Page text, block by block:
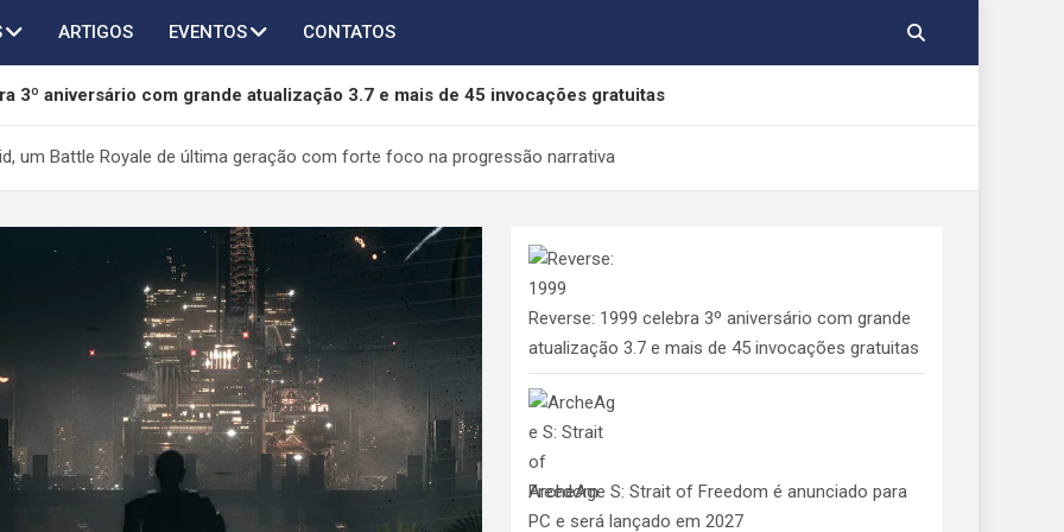
ARTIGOS EVENTOS CONTATOS
3º aniversário com grande atualização 3.7 e mais de 45 invocações gratuitas
Freedom é anunciado para PC e será lançado em 2027
terá novo capítulo em desenvolvimento pela 505 Games e Indolphinity
mídia física da Sony e pode se tornar referência na proteção aos consumidores de jogos digitais
um Battle Royale de última geração com forte foco na progressão narrativa
Reverse: 1999 celebra 3º aniversário com grande
atualização 3.7 e mais de 45 invocações gratuitas
ArcheAge S: Strait of Freedom é anunciado para
PC e será lançado em 2027